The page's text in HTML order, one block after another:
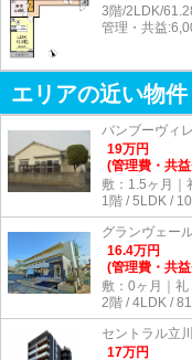
3階/2LDK/
管理・共益
エリアの近い物件
バンブーヴィ
19万円
(管理費・共
敷：1.5ヶ月｜
1階 / 5LDK /
グランヴェー
16.4万円
(管理費・共
敷：0ヶ月｜礼
2階 / 4LDK /
セントラル立川
17万円